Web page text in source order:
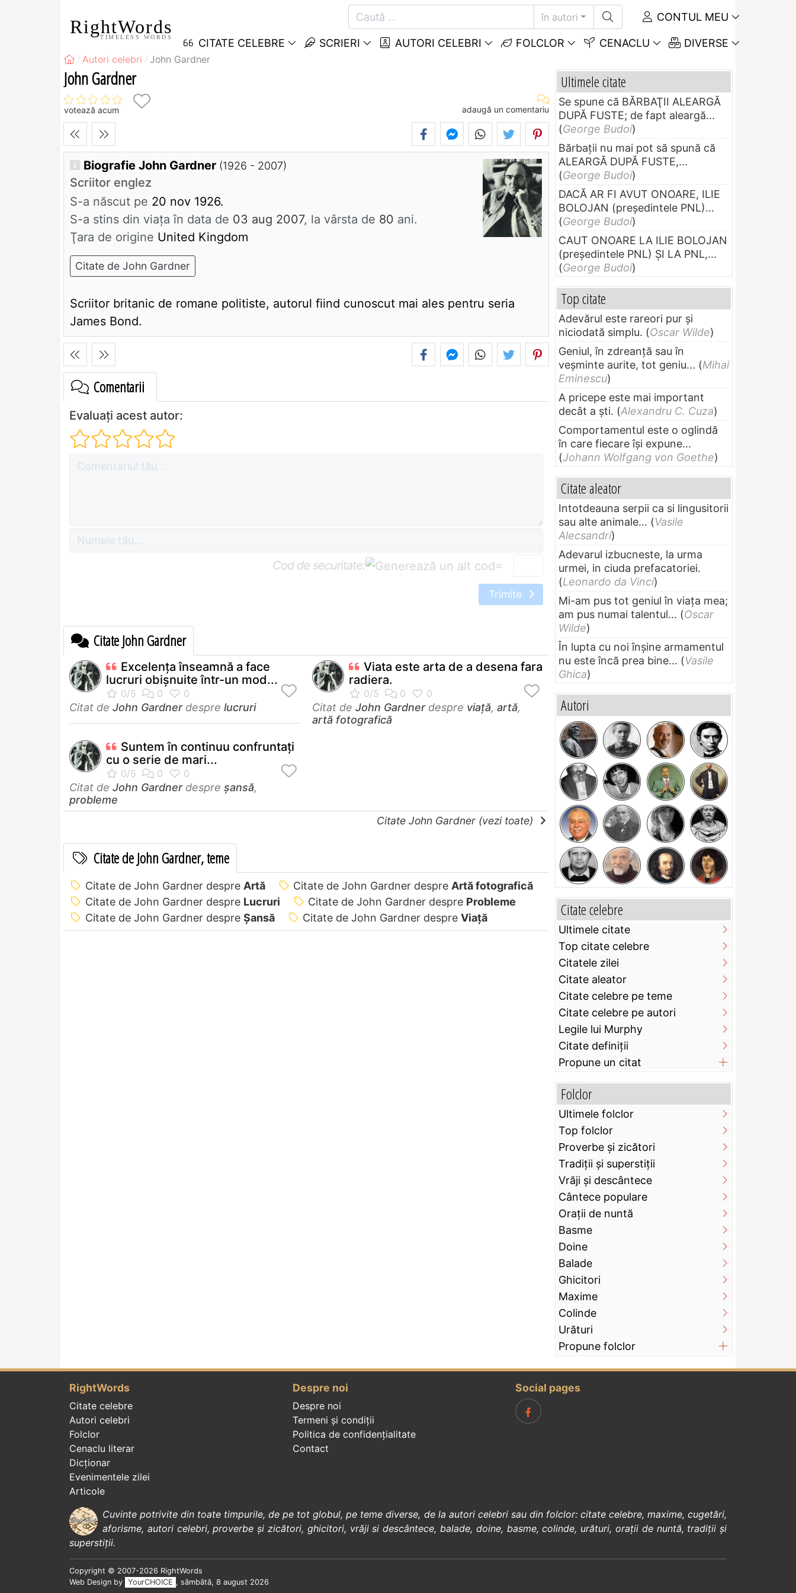
RightWords
TIMELESS WORDS
în autori CONTUL MEU
CITATE CELEBRE SCRIERI AUTORI CELEBRI FOLCLOR CENACLU DIVERSE
Autori celebri John Gardner
John Gardner
votează acum adaugă un comentariu
Biografie John Gardner (1926 - 2007)
Scriitor englez
S-a născut pe 20 nov 1926.
S-a stins din viaţa în data de 03 aug 2007, la vârsta de 80 ani.
Ţara de origine United Kingdom
Citate de John Gardner
Scriitor britanic de romane politiste, autorul fiind cunoscut mai ales pentru seria
James Bond.
Comentarii
Evaluați acest autor:
Cod de securitate: =
Trimite
Citate John Gardner
Excelenţa înseamnă a face
lucruri obişnuite într-un mod...
Citat de John Gardnerdespre lucruri
Viata este arta de a desena fara
radiera.
Citat de John Gardnerdespre viață, artă,
artă fotografică
Suntem în continuu confruntaţi
cu o serie de mari...
Citat de John Gardnerdespre șansă,
probleme
Citate John Gardner (vezi toate)
Citate de John Gardner, teme
Citate de John Gardner despre Artă Citate de John Gardner despre Artă fotografică
Citate de John Gardner despre Lucruri Citate de John Gardner despre Probleme
Citate de John Gardner despre Șansă Citate de John Gardner despre Viață
Ultimele citate
Se spune că BĂRBAŢII ALEARGĂ
DUPĂ FUSTE; de fapt aleargă...
(George Budoi)
Bărbaţii nu mai pot să spună că
ALEARGĂ DUPĂ FUSTE,...
(George Budoi)
DACĂ AR FI AVUT ONOARE, ILIE
BOLOJAN (preşedintele PNL)...
(George Budoi)
CAUT ONOARE LA ILIE BOLOJAN
(preşedintele PNL) ŞI LA PNL,...
(George Budoi)
Top citate
Adevărul este rareori pur și
niciodată simplu. (Oscar Wilde)
Geniul, în zdreanţă sau în
veşminte aurite, tot geniu... (Mihai
Eminescu)
A pricepe este mai important
decât a ști. (Alexandru C. Cuza)
Comportamentul este o oglindă
în care fiecare își expune...
(Johann Wolfgang von Goethe)
Citate aleator
Intotdeauna serpii ca si lingusitorii
sau alte animale... (Vasile
Alecsandri)
Adevarul izbucneste, la urma
urmei, in ciuda prefacatoriei.
(Leonardo da Vinci)
Mi-am pus tot geniul în viața mea;
am pus numai talentul... (Oscar
Wilde)
În lupta cu noi înșine armamentul
nu este încă prea bine... (Vasile
Ghica)
Autori
Citate celebre
Ultimele citate
Top citate celebre
Citatele zilei
Citate aleator
Citate celebre pe teme
Citate celebre pe autori
Legile lui Murphy
Citate definiţii
Propune un citat
Folclor
Ultimele folclor
Top folclor
Proverbe și zicători
Tradiții și superstiții
Vrăji și descântece
Cântece populare
Orații de nuntă
Basme
Doine
Balade
Ghicitori
Maxime
Colinde
Urături
Propune folclor
RightWords
Citate celebre
Autori celebri
Folclor
Cenaclu literar
Dicționar
Evenimentele zilei
Articole
Despre noi
Despre noi
Termeni și condiții
Politica de confidenţialitate
Contact
Social pages
Cuvinte potrivite din toate timpurile, de pe tot globul, pe teme diverse, de la autori celebrisau din folclor: citate celebre, maxime,cugetări,
aforisme, autori celebri,proverbe și zicători, ghicitori, vrăji si descântece, balade, doine, basme,colinde, urături, orații de nuntă, tradiții și
superstiții.
Copyright © 2007-2026 RightWords
Web Design by
YourCHOICE , sâmbătă, 8 august 2026